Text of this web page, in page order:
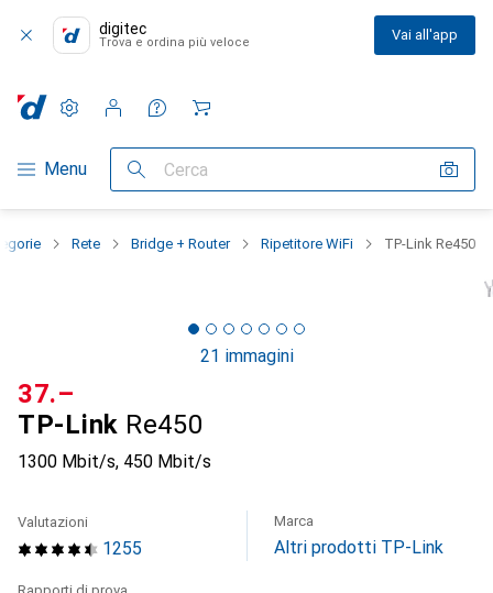
digitec
Trova e ordina più veloce Vai all'app
Categoria Navigazione
Menu Cerca
Impostazioni
Conto cliente
Liste di confronto
Liste dei desideri
Carrello
Rete Bridge + Router Ripetitore WiFi TP-Link Re450
21 immagini
TP-Link Re450
1300 Mbit/s, 450 Mbit/s
CHF
37.–
1255
Valutazioni Marca
Altri prodotti TP-Link